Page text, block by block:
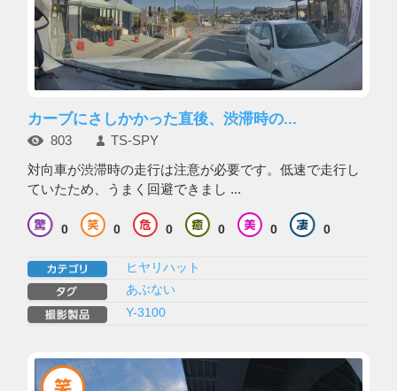
カーブにさしかかった直後、渋滞時の...
803 TS-SPY
対向車が渋滞時の走行は注意が必要です。低速で走行し
ていたため、うまく回避できまし ...
0 0 0 0 0 0
ヒヤリハット
あぶない
Y-3100